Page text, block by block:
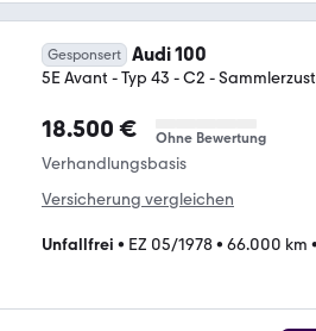
Gesponsert Audi 100
5E Avant - Typ 43 - C2 -
18.500 € Ohne Bewertung
Verhandlungsbasis
Versicherung vergleichen
Unfallfrei • EZ 05/1978• 66.000 km •